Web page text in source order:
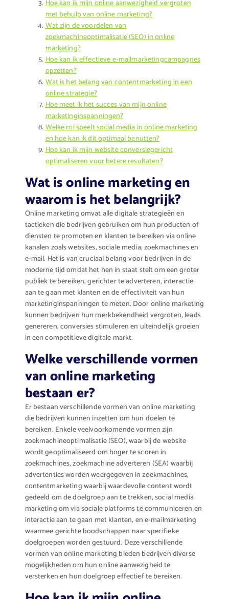
Hoe kan ik mijn online aanwezigheid vergroten
met behulp van online marketing?
Wat zijn de voordelen van
zoekmachineoptimalisatie (SEO) in online
marketing?
Hoe kan ik effectieve e-mailmarketingcampagnes
opzetten?
Wat is het belang van contentmarketing in een
online strategie?
Hoe meet ik het succes van mijn online
marketinginspanningen?
Welke rol speelt social media in online marketing
en hoe kan ik dit optimaal benutten?
Hoe kan ik mijn website conversiegericht
optimaliseren voor betere resultaten?
Wat is online marketing en
waarom is het belangrijk?
Online marketing omvat alle digitale strategieën en
tactieken die bedrijven gebruiken om hun producten of
diensten te promoten en klanten te bereiken via online
kanalen zoals websites, sociale media, zoekmachines en
e-mail. Het is van cruciaal belang voor bedrijven in de
moderne tijd omdat het hen in staat stelt om een groter
publiek te bereiken, gerichter te adverteren, interactie
aan te gaan met klanten en de effectiviteit van hun
marketinginspanningen te meten. Door online marketing
kunnen bedrijven hun merkbekendheid vergroten, leads
genereren, conversies stimuleren en uiteindelijk groeien
in een competitieve digitale markt.
Welke verschillende vormen
van online marketing
bestaan er?
Er bestaan verschillende vormen van online marketing
die bedrijven kunnen inzetten om hun doelen te
bereiken. Enkele veelvoorkomende vormen zijn
zoekmachineoptimalisatie (SEO), waarbij de website
wordt geoptimaliseerd om hoger te scoren in
zoekmachines, zoekmachine adverteren (SEA) waarbij
advertenties worden weergegeven in zoekmachines,
contentmarketing waarbij waardevolle content wordt
gedeeld om de doelgroep aan te trekken, social media
marketing om via sociale platforms te communiceren en
interactie aan te gaan met klanten, en e-mailmarketing
waarmee gerichte boodschappen naar specifieke
doelgroepen worden gestuurd. Deze verschillende
vormen van online marketing bieden bedrijven diverse
mogelijkheden om hun online aanwezigheid te
versterken en hun doelgroep effectief te bereiken.